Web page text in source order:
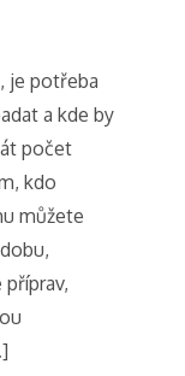
je potřeba
a kde by
počet
kdo
můžete